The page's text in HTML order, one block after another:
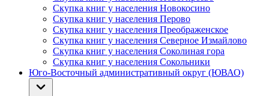
Скупка книг у населения Новокосино
Скупка книг у населения Перово
Скупка книг у населения Преображенское
Скупка книг у населения Северное Измайлово
Скупка книг у населения Соколиная гора
Скупка книг у населения Сокольники
Юго-Восточный административный округ (ЮВАО)